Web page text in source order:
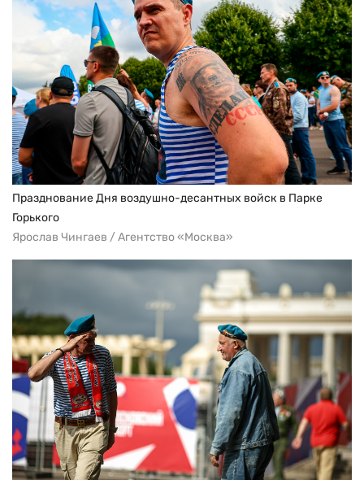
Празднование Дня воздушно-десантных войск в Парке
Горького
Ярослав Чингаев / Агентство «Москва»